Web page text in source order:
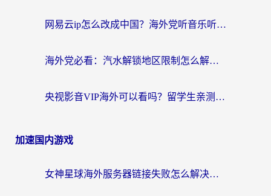
网易云ip怎么改成中国？海外党听音乐听书的无痛解决方案
海外党必看：汽水解锁地区限制怎么解除？3招解决国内影音&生活服务难题
央视影音VIP海外可以看吗？留学生亲测有效的回国加速器选择指南
加速国内游戏
女神星球海外服务器链接失败怎么解决？海外党国服游戏加速避坑指南